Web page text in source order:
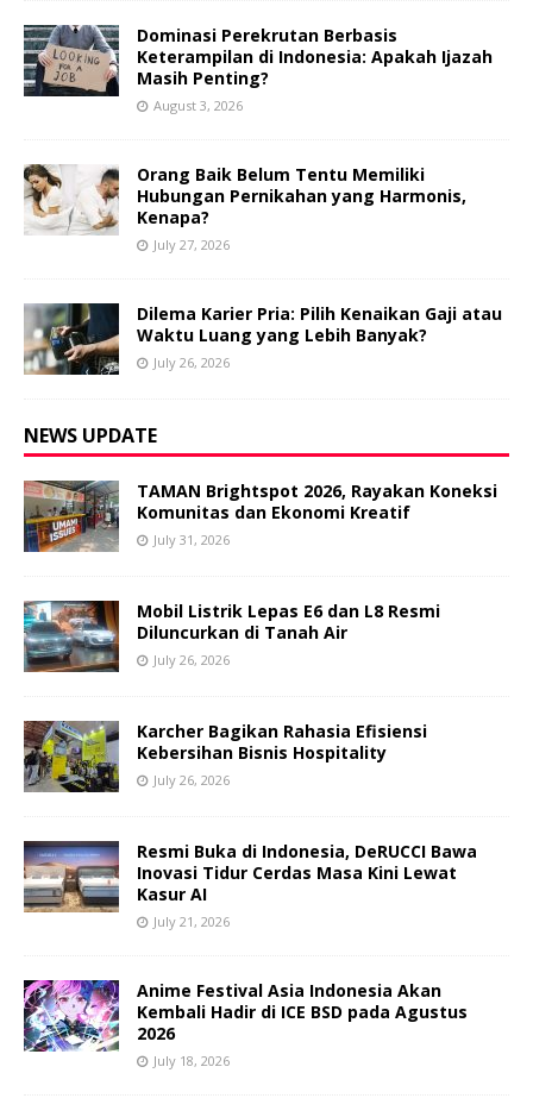
Dominasi Perekrutan Berbasis
Keterampilan di Indonesia: Apakah Ijazah
Masih Penting?
August 3, 2026
Orang Baik Belum Tentu Memiliki
Hubungan Pernikahan yang Harmonis,
Kenapa?
July 27, 2026
Dilema Karier Pria: Pilih Kenaikan Gaji atau
Waktu Luang yang Lebih Banyak?
July 26, 2026
NEWS UPDATE
TAMAN Brightspot 2026, Rayakan Koneksi
Komunitas dan Ekonomi Kreatif
July 31, 2026
Mobil Listrik Lepas E6 dan L8 Resmi
Diluncurkan di Tanah Air
July 26, 2026
Karcher Bagikan Rahasia Efisiensi
Kebersihan Bisnis Hospitality
July 26, 2026
Resmi Buka di Indonesia, DeRUCCI Bawa
Inovasi Tidur Cerdas Masa Kini Lewat
Kasur AI
July 21, 2026
Anime Festival Asia Indonesia Akan
Kembali Hadir di ICE BSD pada Agustus
2026
July 18, 2026